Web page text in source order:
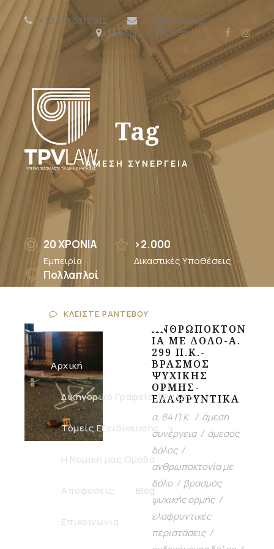
+30 213 0313 912 ·
info@tpvlaw.gr
Ακαδημίας 57, Αθήνα
·
20 ΧΡΟΝΙΑ
Εμπειρία
>2.000
Δικαστικές Υποθέσεις
Πολλαπλοί
Τομείς Ενασχόλησης
ΚΛΕΊΣΤΕ ΡΑΝΤΕΒΟΎ
Αρχική
Δικηγορικό Γραφείο TPV Law
Τομείς Εξειδίκευσης
Η Νομική μας Ομάδα
Αποφάσεις Blog
Επικοινωνία
Tag
ΆΜΕΣΗ ΣΥΝΈΡΓΕΙΑ
ΑΝΘΡΩΠΟΚΤΟΝ
ΊΑ ΜΕ ΔΌΛΟ-Α.
299 Π.Κ.-
ΒΡΑΣΜΌΣ
ΨΥΧΙΚΉΣ
ΟΡΜΉΣ-
ΕΛΑΦΡΥΝΤΙΚΆ
α. 84 Π.Κ. / άμεση
συνέργεια / άμεσος
δόλος /
ανθρωποκτονία με
δόλο / βρασμός
ψυχικής ορμής /
ελαφρυντικές
περιστάσεις /